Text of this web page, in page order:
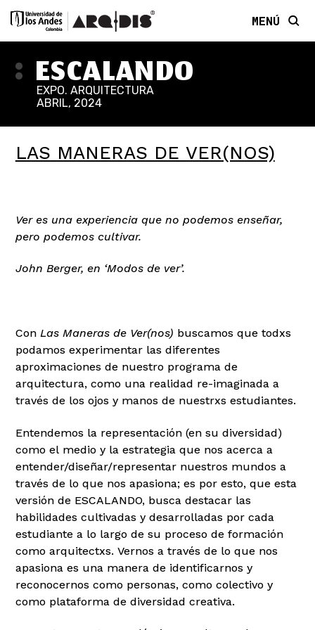
MENÚ
ESCALANDO
EXPO. ARQUITECTURA
ABRIL, 2024
LAS MANERAS DE VER(NOS)
Ver es una experiencia que no podemos enseñar,
pero podemos cultivar.
John Berger, en ‘Modos de ver’.
Con Las Maneras de Ver(nos) buscamos que todxs
podamos experimentar las diferentes
aproximaciones de nuestro programa de
arquitectura, como una realidad re-imaginada a
través de los ojos y manos de nuestrxs estudiantes.
Entendemos la representación (en su diversidad)
como el medio y la estrategia que nos acerca a
entender/diseñar/representar nuestros mundos a
través de lo que nos apasiona; es por esto, que esta
versión de ESCALANDO, busca destacar las
habilidades cultivadas y desarrolladas por cada
estudiante a lo largo de su proceso de formación
como arquitectxs. Vernos a través de lo que nos
apasiona es una manera de identificarnos y
reconocernos como personas, como colectivo y
como plataforma de diversidad creativa.